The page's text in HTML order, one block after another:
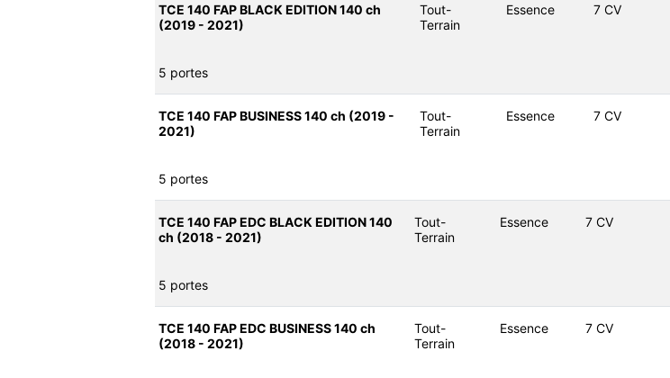
TCE 140 FAP BLACK EDITION 140 ch
(2019 - 2021)
Tout-
Terrain
Essence 7 CV
5 portes
TCE 140 FAP BUSINESS 140 ch (2019 -
2021)
Tout-
Terrain
Essence 7 CV
5 portes
TCE 140 FAP EDC BLACK EDITION 140
ch (2018 - 2021)
Tout-
Terrain
Essence 7 CV
5 portes
TCE 140 FAP EDC BUSINESS 140 ch
(2018 - 2021)
Tout-
Terrain
Essence 7 CV